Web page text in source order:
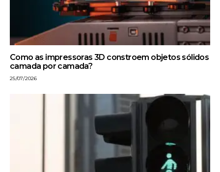
Como as impressoras 3D constroem objetos sólidos
camada por camada?
25/07/2026